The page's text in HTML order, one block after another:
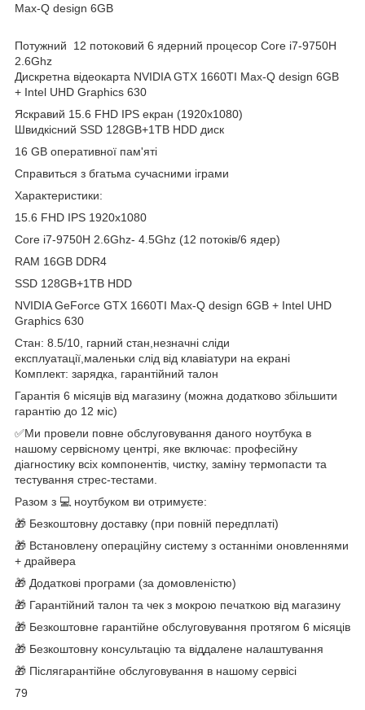
Max-Q design 6GB
Потужний 12 потоковий 6 ядерний процесор Core i7-9750H
2.6Ghz
Дискретна відеокарта NVIDIA GTX 1660TI Max-Q design 6GB
+ Intel UHD Graphics 630
Яскравий 15.6 FHD IPS екран (1920x1080)
Швидкісний SSD 128GB+1TB HDD диск
16 GB оперативної пам'яті
Справиться з бгатьма сучасними іграми
Характеристики:
15.6 FHD IPS 1920x1080
Core i7-9750H 2.6Ghz- 4.5Ghz (12 потоків/6 ядер)
RAM 16GB DDR4
SSD 128GB+1TB HDD
NVIDIA GeForce GTX 1660TI Max-Q design 6GB + Intel UHD
Graphics 630
Стан: 8.5/10, гарний стан,незначні сліди
експлуатації,маленьки слід від клавіатури на екрані
Комплект: зарядка, гарантійний талон
Гарантія 6 місяців від магазину (можна додатково збільшити
гарантію до 12 міс)
✅Ми провели повне обслуговування даного ноутбука в
нашому сервісному центрі, яке включає: професійну
діагностику всіх компонентів, чистку, заміну термопасти та
тестування стрес-тестами.
Разом з 💻 ноутбуком ви отримуєте:
🎁 Безкоштовну доставку (при повній передплаті)
🎁 Встановлену операційну систему з останніми оновленнями
+ драйвера
🎁 Додаткові програми (за домовленістю)
🎁 Гарантійний талон та чек з мокрою печаткою від магазину
🎁 Безкоштовне гарантійне обслуговування протягом 6 місяців
🎁 Безкоштовну консультацію та віддалене налаштування
🎁 Післягарантійне обслуговування в нашому сервісі
79